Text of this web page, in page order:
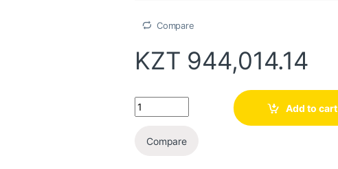
Compare
KZT 944,014.14
Add to cart
Compare